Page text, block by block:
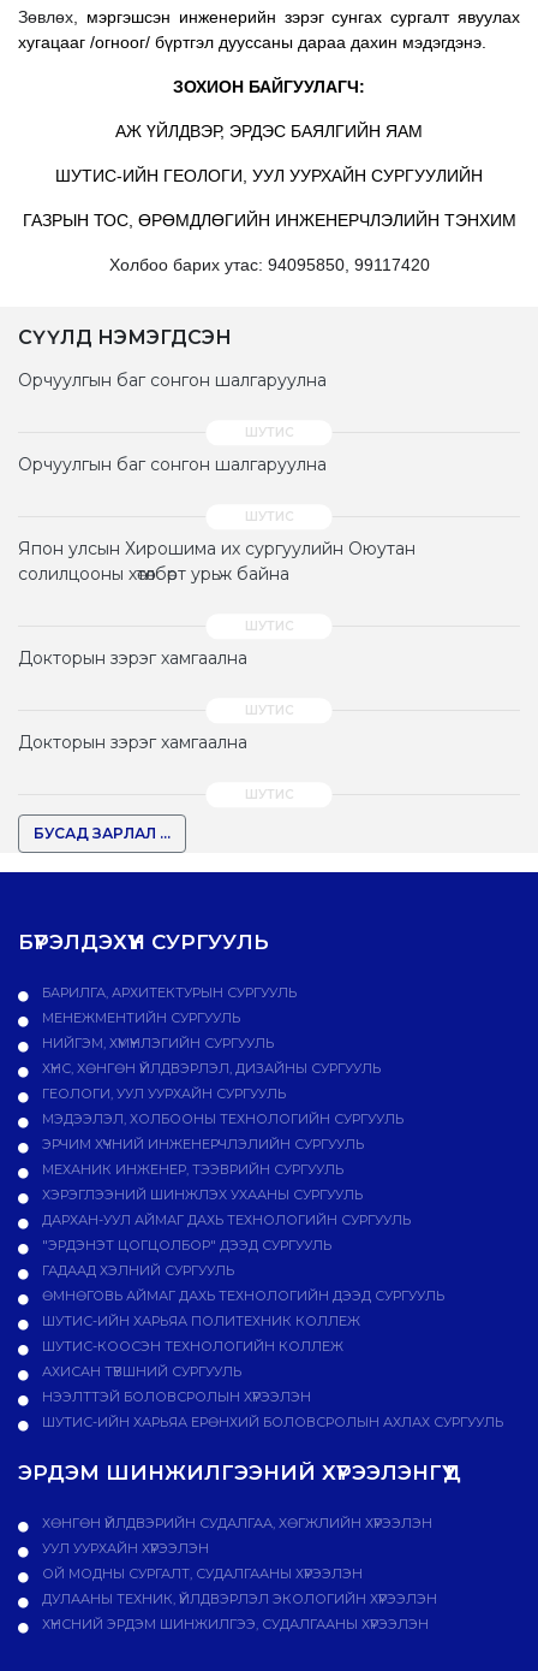
Зөвлөх, мэргэшсэн инженерийн зэрэг сунгах сургалт явуулах
хугацааг /огноог/ бүртгэл дууссаны дараа дахин мэдэгдэнэ.
ЗОХИОН БАЙГУУЛАГЧ:
АЖ ҮЙЛДВЭР, ЭРДЭС БАЯЛГИЙН ЯАМ
ШУТИС-ИЙН ГЕОЛОГИ, УУЛ УУРХАЙН СУРГУУЛИЙН
ГАЗРЫН ТОС, ӨРӨМДЛӨГИЙН ИНЖЕНЕРЧЛЭЛИЙН ТЭНХИМ
Холбоо барих утас: 94095850, 99117420
СҮҮЛД НЭМЭГДСЭН
Орчуулгын баг сонгон шалгаруулна
Орчуулгын баг сонгон шалгаруулна
Япон улсын Хирошима их сургуулийн Оюутан
солилцооны хөтөлбөрт урьж байна
Докторын зэрэг хамгаална
Докторын зэрэг хамгаална
БУСАД ЗАРЛАЛ ...
БҮРЭЛДЭХҮҮН СУРГУУЛЬ
БАРИЛГА, АРХИТЕКТУРЫН СУРГУУЛЬ
МЕНЕЖМЕНТИЙН СУРГУУЛЬ
НИЙГЭМ, ХҮМҮҮНЛЭГИЙН СУРГУУЛЬ
ХҮНС, ХӨНГӨН ҮЙЛДВЭРЛЭЛ, ДИЗАЙНЫ СУРГУУЛЬ
ГЕОЛОГИ, УУЛ УУРХАЙН СУРГУУЛЬ
МЭДЭЭЛЭЛ, ХОЛБООНЫ ТЕХНОЛОГИЙН СУРГУУЛЬ
ЭРЧИМ ХҮЧНИЙ ИНЖЕНЕРЧЛЭЛИЙН СУРГУУЛЬ
МЕХАНИК ИНЖЕНЕР, ТЭЭВРИЙН СУРГУУЛЬ
ХЭРЭГЛЭЭНИЙ ШИНЖЛЭХ УХААНЫ СУРГУУЛЬ
ДАРХАН-УУЛ АЙМАГ ДАХЬ ТЕХНОЛОГИЙН СУРГУУЛЬ
"ЭРДЭНЭТ ЦОГЦОЛБОР" ДЭЭД СУРГУУЛЬ
ГАДААД ХЭЛНИЙ СУРГУУЛЬ
ӨМНӨГОВЬ АЙМАГ ДАХЬ ТЕХНОЛОГИЙН ДЭЭД СУРГУУЛЬ
ШУТИС-ИЙН ХАРЬЯА ПОЛИТЕХНИК КОЛЛЕЖ
ШУТИС-КООСЭН ТЕХНОЛОГИЙН КОЛЛЕЖ
АХИСАН ТҮВШНИЙ СУРГУУЛЬ
НЭЭЛТТЭЙ БОЛОВСРОЛЫН ХҮРЭЭЛЭН
ШУТИС-ИЙН ХАРЬЯА ЕРӨНХИЙ БОЛОВСРОЛЫН АХЛАХ СУРГУУЛЬ
ЭРДЭМ ШИНЖИЛГЭЭНИЙ ХҮРЭЭЛЭНГҮҮД
ХӨНГӨН ҮЙЛДВЭРИЙН СУДАЛГАА, ХӨГЖЛИЙН ХҮРЭЭЛЭН
УУЛ УУРХАЙН ХҮРЭЭЛЭН
ОЙ МОДНЫ СУРГАЛТ, СУДАЛГААНЫ ХҮРЭЭЛЭН
ДУЛААНЫ ТЕХНИК, ҮЙЛДВЭРЛЭЛ ЭКОЛОГИЙН ХҮРЭЭЛЭН
ХҮНСНИЙ ЭРДЭМ ШИНЖИЛГЭЭ, СУДАЛГААНЫ ХҮРЭЭЛЭН